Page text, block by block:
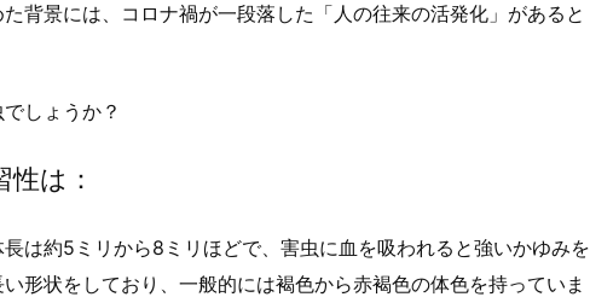
背景には、コロナ禍が一段落した「人の往来の活発化」があると
しょうか？
性は ：
長は約5ミリから8ミリほどで、害虫に血を吸われると強いかゆみを
形状をしており、一般的には褐色から赤褐色の体色を持っていま